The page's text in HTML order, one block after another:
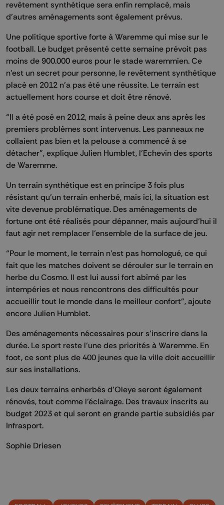
revêtement synthétique sera enfin remplacé, mais
d’autres aménagements sont également prévus.
Une politique sportive forte à Waremme qui mise sur le
football. Le budget présenté cette semaine prévoit pas
moins de 900.000 euros pour le stade waremmien. Ce
n’est un secret pour personne, le revêtement synthétique
placé en 2012 n’a pas été une réussite. Le terrain est
actuellement hors course et doit être rénové.
“Il a été posé en 2012, mais à peine deux ans après les
premiers problèmes sont intervenus. Les panneaux ne
collaient pas bien et la pelouse a commencé à se
détacher”, explique Julien Humblet, l’Echevin des sports
de Waremme.
Un terrain synthétique est en principe 3 fois plus
résistant qu’un terrain enherbé, mais ici, la situation est
vite devenue problématique. Des aménagements de
fortune ont été réalisés pour dépanner, mais aujourd’hui il
faut agir net remplacer l’ensemble de la surface de jeu.
“Pour le moment, le terrain n’est pas homologué, ce qui
fait que les matches doivent se dérouler sur le terrain en
herbe du Cosmo. Il est lui aussi fort abîmé par les
intempéries et nous rencontrons des difficultés pour
accueillir tout le monde dans le meilleur confort”, ajoute
encore Julien Humblet.
Des aménagements nécessaires pour s’inscrire dans la
durée. Le sport reste l’une des priorités à Waremme. En
foot, ce sont plus de 400 jeunes que la ville doit accueillir
sur ses installations.
Les deux terrains enherbés d’Oleye seront également
rénovés, tout comme l’éclairage. Des travaux inscrits au
budget 2023 et qui seront en grande partie subsidiés par
Infrasport.
Sophie Driesen